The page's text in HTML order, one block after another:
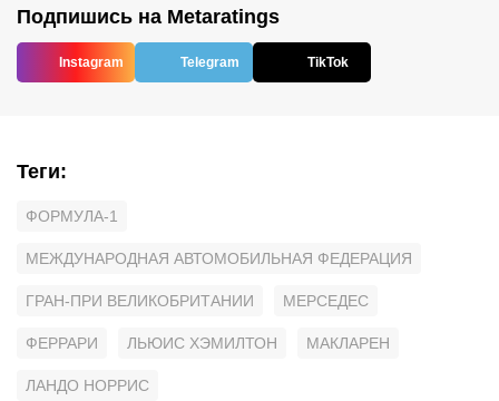
Подпишись на Metaratings
Instagram Telegram TikTok
Теги:
ФОРМУЛА-1
МЕЖДУНАРОДНАЯ АВТОМОБИЛЬНАЯ ФЕДЕРАЦИЯ
ГРАН-ПРИ ВЕЛИКОБРИТАНИИ МЕРСЕДЕС
ФЕРРАРИ ЛЬЮИС ХЭМИЛТОН МАКЛАРЕН
ЛАНДО НОРРИС